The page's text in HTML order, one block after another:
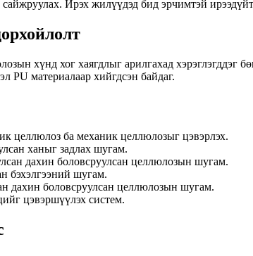
Ирэх жилүүдэд бид эрчимтэй
хүнд хог хаягдлыг арилгахад хэрэглэгддэг
PU материалаар хийгдсэн байдаг.
целлюлоз ба механик целлюлозыг цэвэрлэх.
ханыг задлах шугам.
дахин боловсруулсан целлюлозын шугам.
бэхэлгээний шугам.
дахин боловсруулсан целлюлозын шугам.
цэвэршүүлэх систем.